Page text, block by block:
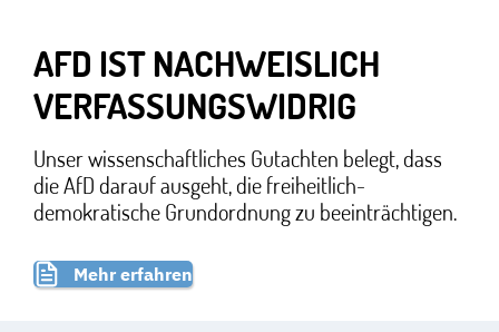
AFD IST NACHWEISLICH
VERFASSUNGSWIDRIG
Unser wissenschaftliches Gutachten belegt, dass
die AfD darauf ausgeht, die freiheitlich-
demokratische Grundordnung zu beeinträchtigen.
Mehr erfahren